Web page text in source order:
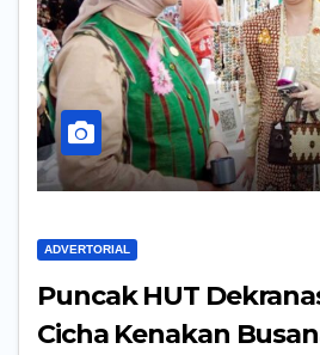
ADVERTORIAL
Puncak HUT
Cicha Kenakan